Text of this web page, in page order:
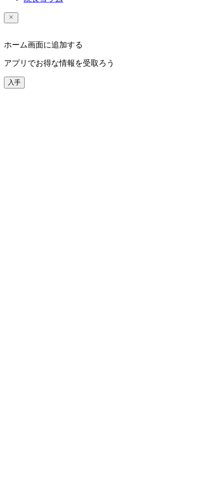
ホーム画面に追加する
アプリでお得な情報を受取ろう
入手